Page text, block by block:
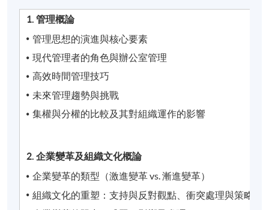
1. 管理概論
管理思想的演進與核心要素
現代管理者的角色與辦公室管理
高效時間管理技巧
未來管理趨勢與挑戰
集權與分權的比較及其對組織運作的影響
2. 企業變革及組織文化概論
企業變革的類型（激進變革 vs. 漸進變革）
組織文化的重塑：支持與反對觀點、衝突處理與策略選